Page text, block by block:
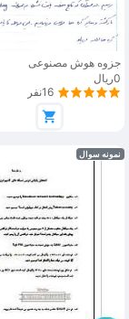
جزوه هوش مصنوعی
0ریال
16نفر
نمونه سوال